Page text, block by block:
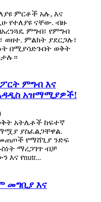
ምርቶች አሉ, እና
የተለያዩ ናቸው. ብዙ
ምግብ፣ የምግብ
ወዘተ. ምልክት ያደርጋሉ፣
በሚያሳድጉበት ወቅት
ምግብ እና
አዝማሚያዎች!
አትሌቶች ከፍተኛ
ያስፈልጋቸዋል.
የማሸጊያ ንድፍ
ማረጋገጥ ብቻ
እና የnutr...
መግቢያ እና